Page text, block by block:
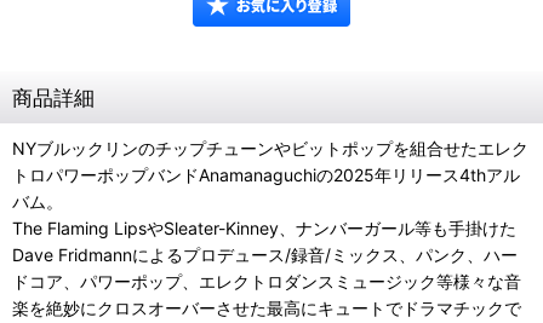
商品詳細
NYブルックリンのチップチューンやビットポップを組合せたエレク
トロパワーポップバンドAnamanaguchiの2025年リリース4thアル
バム。
The Flaming LipsやSleater-Kinney、ナンバーガール等も手掛けた
Dave Fridmannによるプロデュース/録音/ミックス、パンク、ハー
ドコア、パワーポップ、エレクトロダンスミュージック等様々な音
楽を絶妙にクロスオーバーさせた最高にキュートでドラマチックで